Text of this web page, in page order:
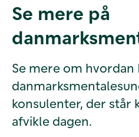
Se mere på
Se mere om hvordan
konsulenter, der
afvikle dagen.